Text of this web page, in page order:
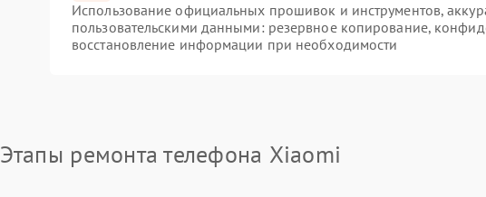
Использование официальных прошивок и инструментов,
пользовательскими данными: резервное копирование,
восстановление информации при необходимости
Этапы ремонта телефона Xiaomi